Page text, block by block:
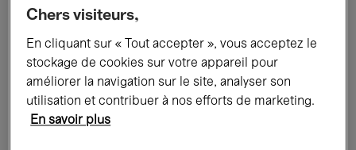
Tous les événements Concerts
Expositions Films Performances
Rencontres & Débats
Chers visiteurs,
En cliquant sur « Tout accepter », vous acceptez le
stockage de cookies sur votre appareil pour
améliorer la navigation sur le site, analyser son
utilisation et contribuer à nos efforts de marketing.
En savoir plus